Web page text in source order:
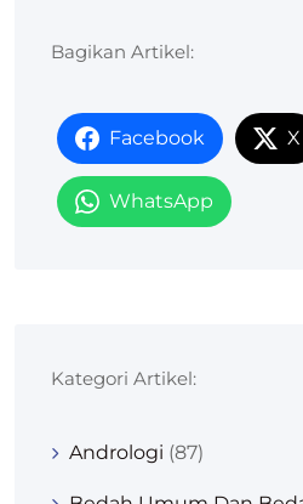
Bagikan Artikel:
Facebook X
WhatsApp
Kategori Artikel:
Andrologi (87)